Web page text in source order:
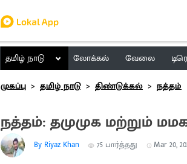
தமிழ் நாடு லோக்கல் வேலை
முகப்பு
தமிழ் நாடு திண்டுக்கல் நத்தம்
நத்தம்: தமுமுக மற்றும்
By Riyaz Khan 75 பார்த்தது Mar 20,